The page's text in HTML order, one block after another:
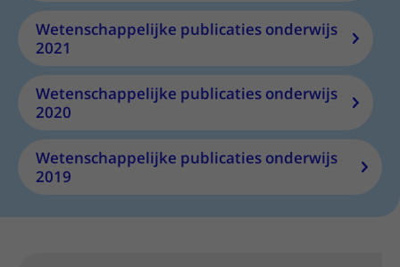
Wetenschappelijke publicaties onderwijs
2021
Wetenschappelijke publicaties onderwijs
2020
Wetenschappelijke publicaties onderwijs
2019